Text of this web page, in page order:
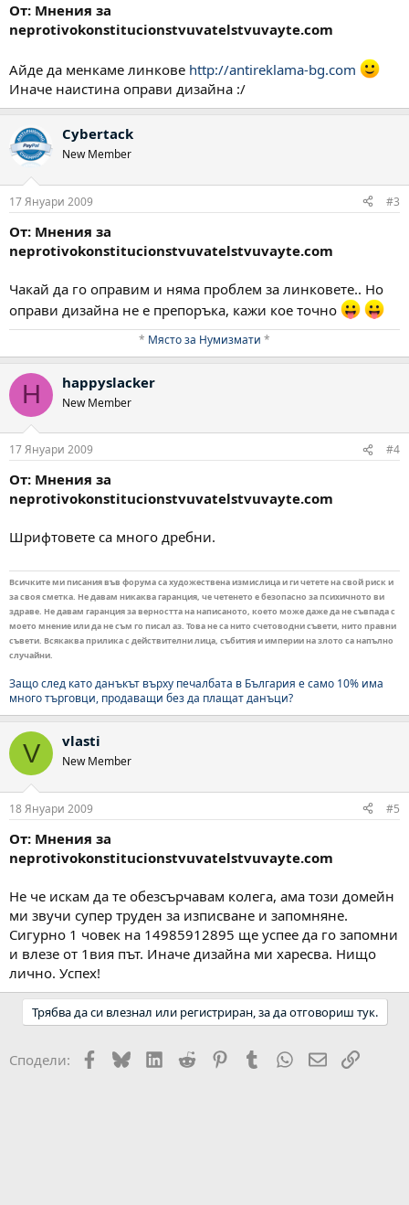
От: Мнения за
neprotivokonstitucionstvuvatelstvuvayte.com
Айде да менкаме линкове http://antireklama-bg.com
Иначе наистина оправи дизайна :/
Cybertack
New Member
17 Януари 2009 #3
От: Мнения за
neprotivokonstitucionstvuvatelstvuvayte.com
Чакай да го оправим и няма проблем за линковете.. Но
оправи дизайна не е препоръка, кажи кое точно
* Място за Нумизмати *​
H happyslacker
New Member
17 Януари 2009 #4
От: Мнения за
neprotivokonstitucionstvuvatelstvuvayte.com
Шрифтовете са много дребни.
Всичките ми писания във форума са художествена измислица и ги четете на свой риск и
за своя сметка. Не давам никаква гаранция, че четенето е безопасно за психичното ви
здраве. Не давам гаранция за верността на написаното, което може даже да не съвпада с
моето мнение или да не съм го писал аз. Това не са нито счетоводни съвети, нито правни
съвети. Всякаква прилика с действителни лица, събития и империи на злото са напълно
случайни.
Защо след като данъкът върху печалбата в България е само 10% има
много търговци, продаващи без да плащат данъци?
V vlasti
New Member
18 Януари 2009 #5
От: Мнения за
neprotivokonstitucionstvuvatelstvuvayte.com
Не че искам да те обезсърчавам колега, ама този домейн
ми звучи супер труден за изписване и запомняне.
Сигурно 1 човек на 14985912895 ще успее да го запомни
и влезе от 1вия път. Иначе дизайна ми харесва. Нищо
лично. Успех!
Трябва да си влезнал или регистриран, за да отговориш тук.
Сподели: Facebook
BlueskyLinkedIn
Reddit PinterestTumblr WhatsApp
EmailLink